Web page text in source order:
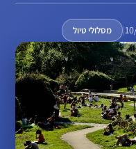
| מסלולי טיול